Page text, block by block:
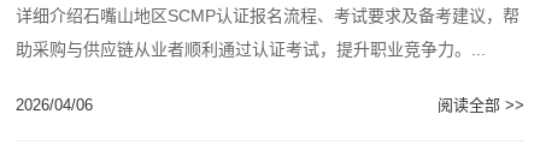
详细介绍石嘴山地区SCMP认证报名流程、考试要求及备考建议，帮
助采购与供应链从业者顺利通过认证考试，提升职业竞争力。...
2026/04/06 阅读全部 >>